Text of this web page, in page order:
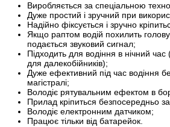
Виробляється за спеціальною
Дуже простий і зручний при
Надійно фіксується і зручно
Якщо раптом водій похилить
подається звуковий сигнал;
Підходить для водіння в нічний
для далекобійників);
Дуже ефективний під час водіння
магістралі;
Володіє рятувальним ефектом в
Прилад кріпиться безпосередньо
Володіє електронним датчиком;
Працює тільки від батарейок.